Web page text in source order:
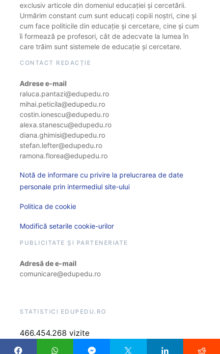
exclusiv articole din domeniul educației și cercetării.
Urmărim constant cum sunt educați copiii noștri, cine și
cum face politicile din educație și cercetare, cine și cum
îi formează pe profesori, cât de adecvate la lumea în
care trăim sunt sistemele de educație și cercetare.
CONTACT REDACȚIE
Adrese e-mail
raluca.pantazi@edupedu.ro
mihai.peticila@edupedu.ro
costin.ionescu@edupedu.ro
alexa.stanescu@edupedu.ro
diana.ghimisi@edupedu.ro
stefan.lefter@edupedu.ro
ramona.florea@edupedu.ro
Notă de informare cu privire la prelucrarea de date
personale prin intermediul site-ului
Politica de cookie
Modifică setarile cookie-urilor
PUBLICITATE ȘI PARTENERIATE
Adresă de e-mail
comunicare@edupedu.ro
STATISTICI EDUPEDU.RO
466.454.268 vizite